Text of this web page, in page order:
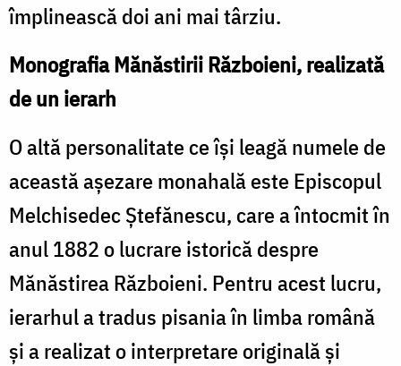
împlinească doi ani mai târziu.
Monografia Mănăstirii Războieni, realizată
de un ierarh
O altă personalitate ce își leagă numele de
această așezare monahală este Episcopul
Melchisedec Ştefănescu, care a întocmit în
anul 1882 o lucrare istorică despre
Mănăstirea Războieni. Pentru acest lucru,
ierarhul a tradus pisania în limba română
şi a realizat o interpretare originală şi